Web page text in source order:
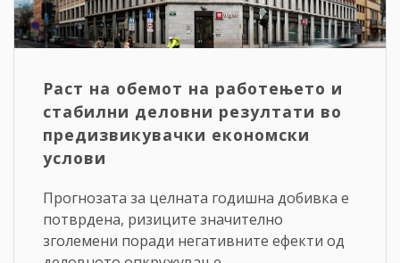
Раст на обемот на работењето и
стабилни деловни резултати во
предизвикувачки економски
услови
Прогнозата за целната годишна добивка е
потврдена, ризиците значително
зголемени поради негативните ефекти од